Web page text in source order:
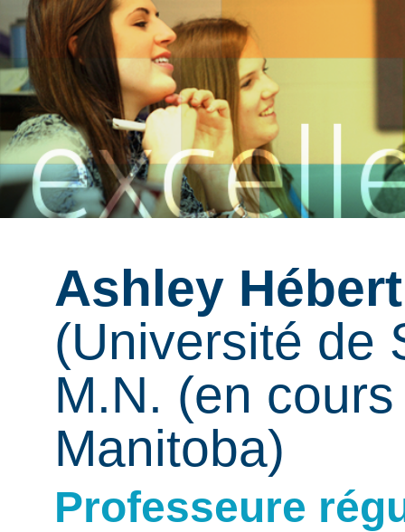
Ashley
(Université de
M.N. (en
Manitoba)
Professeure